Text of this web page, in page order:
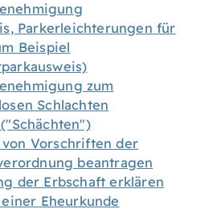
Parkerleichterungen für
Beispiel
zum
Schlachten
von Vorschriften der
beantragen
der Erbschaft erklären
Eheurkunde